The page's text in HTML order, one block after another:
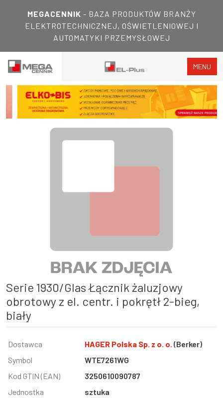
MEGACENNIK - BAZA PRODUKTÓW BRANŻY
ELEKTROTECHNICZNEJ, OŚWIETLENIOWEJ I
AUTOMATYKI PRZEMYSŁOWEJ
MENU
Serie 1930/Glas Łącznik żaluzjowy
obrotowy z el. centr. i pokrętł 2-bieg,
biały
Informacja
Wartość
Dostawca HAGER Polska Sp. z o. o. (Berker)
Symbol
WTE7261WG
Kod GTIN (EAN)
3250610090787
Jednostka
sztuka